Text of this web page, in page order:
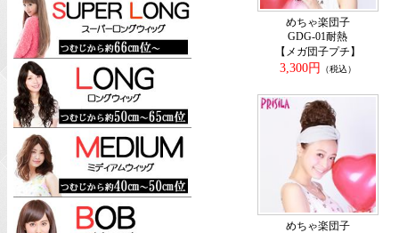
めちゃ楽団子
GDG-01耐熱
【メガ団子プチ】
3,300円
（税込）
めちゃ楽団子